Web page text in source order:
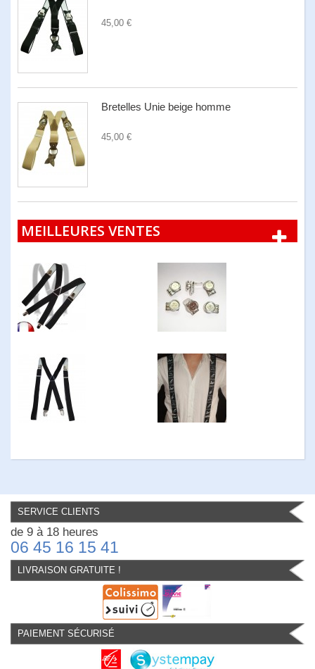
45,00 €
Bretelles Unie beige homme
45,00 €
MEILLEURES VENTES
SERVICE CLIENTS
de 9 à 18 heures
06 45 16 15 41
LIVRAISON GRATUITE !
PAIEMENT SÉCURISÉ